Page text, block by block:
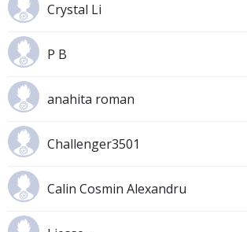
Crystal Li
P B
anahita roman
Challenger3501
Calin Cosmin Alexandru